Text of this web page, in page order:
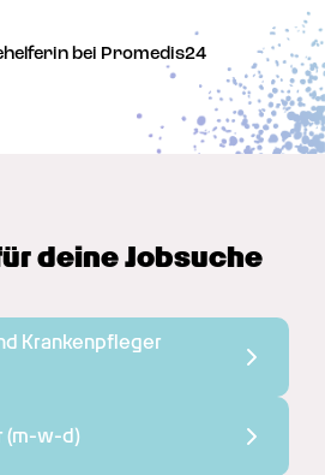
bei Promedis24
deine Jobsuche
(m-w-d)